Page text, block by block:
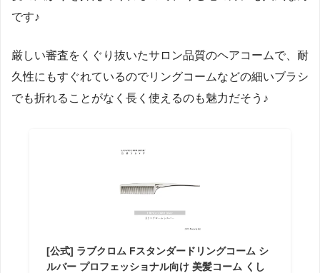
です♪
厳しい審査をくぐり抜いたサロン品質のヘアコームで、耐
久性にもすぐれているのでリングコームなどの細いブラシ
でも折れることがなく長く使えるのも魅力だそう♪
[公式] ラブクロム Fスタンダードリングコーム シ
ルバー プロフェッショナル向け 美髪コーム くし